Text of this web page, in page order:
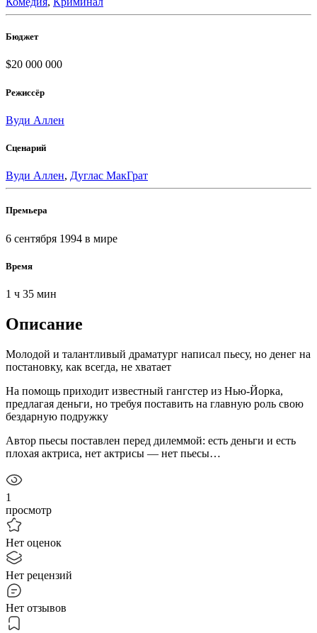
Бюджет
$20 000 000
Режиссёр
Вуди Аллен
Сценарий
Вуди Аллен, Дуглас МакГрат
Премьера
6 сентября 1994 в мире
Время
1 ч 35 мин
Описание
Молодой и талантливый драматург написал пьесу, но денег на
постановку, как всегда, не хватает
На помощь приходит известный гангстер из Нью-Йорка,
предлагая деньги, но требуя поставить на главную роль свою
бездарную подружку
Автор пьесы поставлен перед дилеммой: есть деньги и есть
плохая актриса, нет актрисы — нет пьесы…
1
просмотр
Нет оценок
Нет рецензий
Нет отзывов